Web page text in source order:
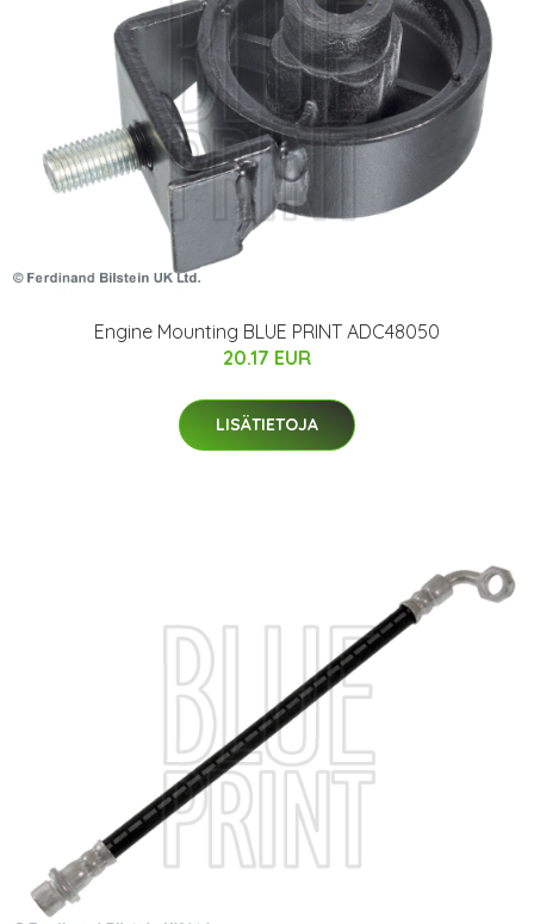
Engine Mounting BLUE PRINT ADC48050
20.17 EUR
LISÄTIETOJA